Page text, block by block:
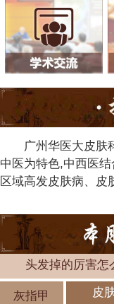
广州华医大皮肤
中医为特色,中西医结
区域高发皮肤病、皮
头发掉的厉害怎
灰指甲
皮